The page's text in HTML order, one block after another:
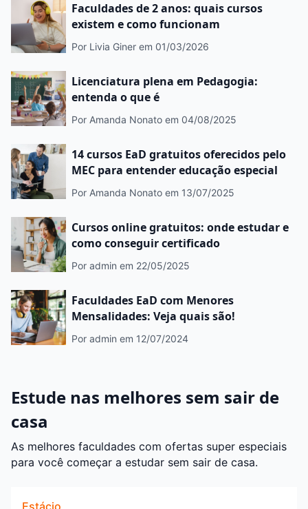
Faculdades de 2 anos: quais cursos
existem e como funcionam
Por Livia Giner em 01/03/2026
Licenciatura plena em Pedagogia:
entenda o que é
Por Amanda Nonato em 04/08/2025
14 cursos EaD gratuitos oferecidos pelo
MEC para entender educação especial
Por Amanda Nonato em 13/07/2025
Cursos online gratuitos: onde estudar e
como conseguir certificado
Por admin em 22/05/2025
Faculdades EaD com Menores
Mensalidades: Veja quais são!
Por admin em 12/07/2024
Estude nas melhores sem sair de
casa
As melhores faculdades com ofertas super especiais
para você começar a estudar sem sair de casa.
Estácio